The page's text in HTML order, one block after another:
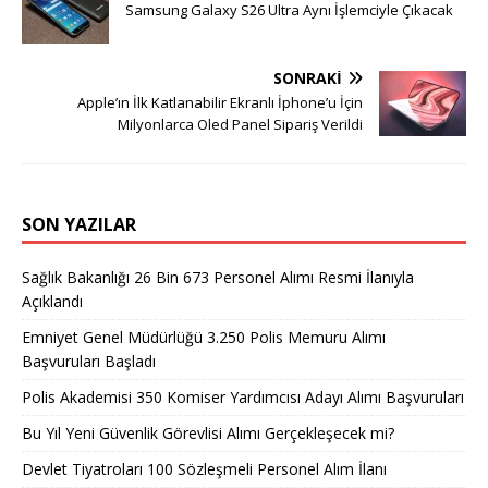
Samsung Galaxy S26 Ultra Aynı İşlemciyle Çıkacak
SONRAKI
Apple’ın İlk Katlanabilir Ekranlı İphone’u İçin
Milyonlarca Oled Panel Sipariş Verildi
SON YAZILAR
Sağlık Bakanlığı 26 Bin 673 Personel Alımı Resmi İlanıyla
Açıklandı
Emniyet Genel Müdürlüğü 3.250 Polis Memuru Alımı
Başvuruları Başladı
Polis Akademisi 350 Komiser Yardımcısı Adayı Alımı Başvuruları
Bu Yıl Yeni Güvenlik Görevlisi Alımı Gerçekleşecek mi?
Devlet Tiyatroları 100 Sözleşmeli Personel Alım İlanı